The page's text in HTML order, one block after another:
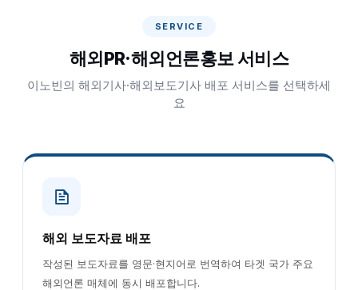
SERVICE
해외PR·해외언론홍보 서비스
이노빈의 해외기사·해외보도기사 배포 서비스를 선택하세
요
해외 보도자료 배포
작성된 보도자료를 영문·현지어로 번역하여 타겟 국가 주요
해외언론 매체에 동시 배포합니다.